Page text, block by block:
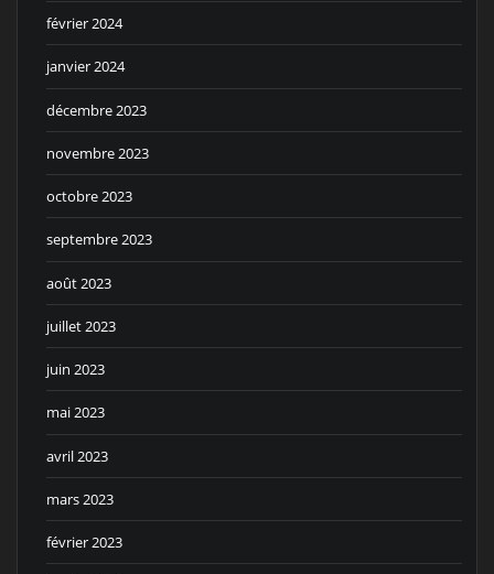
février 2024
janvier 2024
décembre 2023
novembre 2023
octobre 2023
septembre 2023
août 2023
juillet 2023
juin 2023
mai 2023
avril 2023
mars 2023
février 2023